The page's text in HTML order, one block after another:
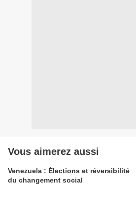
Vous aimerez aussi
Venezuela : Élections et réversibilité
du changement social